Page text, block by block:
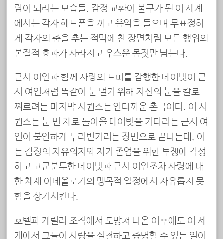
람이 되려는 모습들. 감정 교환이 불구가 된 이 세계
에서는 각자 헤드폰을 끼고 음악을 들으며 무표정하
게 각자의 춤을 추는 적막에 찬 장면처럼 모든 행위의
본질적 효과가 사라지고 우스운 몸짓만 남는다.
근시 여인과 함께 사랑의 도피를 감행한 데이빗이 근
시 여인처럼 똑같이 눈 멀기 위해 자신의 눈을 칼로
찌르려는 마지막 시퀀스는 안타까운 촌극이다. 이 시
퀀스는 눈 먼 채로 돌아올 데이빗을 기다리는 근시 여
인이 불안하게 두리번거리는 장면으로 끝나는데, 이
는 감정의 자유의지와 자기 존엄을 위한 투쟁에 각성
하고 고군분투한 데이빗과 근시 여인조차 사랑에 대
한 체제 이데올로기의 맹목적 열정에서 자유롭지 못
함을 상기시킨다.
호텔과 게릴라 조직에서 도망쳐 나온 이후에도 이 세
계에서 그들이 사랑을 실천하고 증명할 수 있는 일이